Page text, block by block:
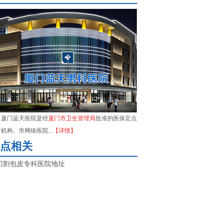
厦门蓝天医院是经厦门市卫生管理局批准的医保定点
构、市网络医院...
【详情】
相关
割包皮专科医院地址